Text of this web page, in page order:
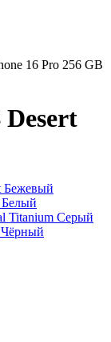
16 Pro 256 GB
Бежевый
Белый
Серый
Чёрный